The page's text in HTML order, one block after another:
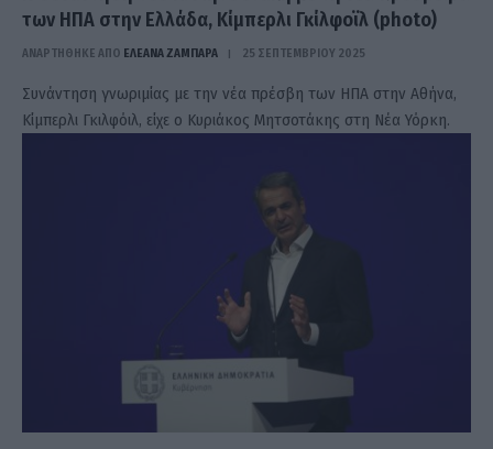
των ΗΠΑ στην Ελλάδα, Κίμπερλι Γκίλφοϊλ (photo)
ΑΝΑΡΤΗΘΗΚΕ ΑΠΟ ΕΛΕΑΝΑ ΖΑΜΠΑΡΑ 25 ΣΕΠΤΕΜΒΡΊΟΥ 2025
Συνάντηση γνωριμίας με την νέα πρέσβη των ΗΠΑ στην Αθήνα,
Κίμπερλι Γκιλφόιλ, είχε ο Κυριάκος Μητσοτάκης στη Νέα Υόρκη.